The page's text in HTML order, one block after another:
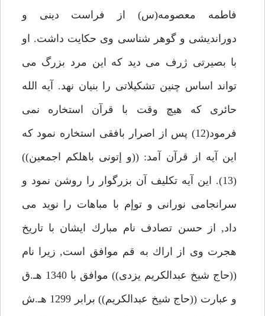
فاطمه معصومه(س) از فراست دينى و
دورانديشى و گوهر شناسى وى حكايت داشت. او
با بصيرتى ژرف مى ديد كه اين مرد بزرگ مى
تواند اساس چنين تشكيلاتى را بنيان نهد. آيه الله
حائرى كه هيچ وقت با قرآن استخاره نمى
فرمود(12) پس از اصرار بافقى استخاره نمود كه
اين آيه از قرآن آمد: ((و إتونى باهلكم اجمعين))
(13). اين آيه تكليف آن بزرگوار را روشن نمود و
سرانجامى نورانى و توإم با مباهات را نويد مى
داد, از حسن تصادف نام مبارك ايشان با تاريخ
هجرت وى از اراك به قم موافق است, زيرا نام
((حاج شيخ عبدالكريم يزدى)) موافق با 1340 هـ.ق
و عبارت ((حاج شيخ عبدالكريم)) برابر 1299 هـ.ش